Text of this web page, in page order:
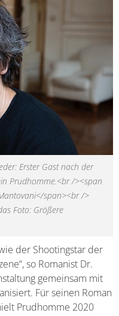
Erster Gast nach der
Prudhomme.<br /><span
span><br />
Foto: Größere
der Shootingstar der
so Romanist Dr.
gemeinsam mit
Für seinen Roman
Prudhomme 2020